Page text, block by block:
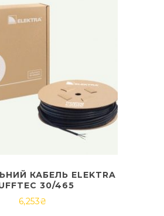
КАБЕЛЬ ELEKTRA
30/465
6,253₴